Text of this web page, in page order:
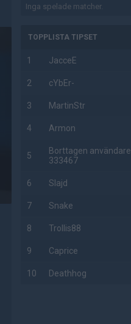
Inga spelade matcher.
TOPPLISTA TIPSET
1 JacceE
2 cYbEr-
3 MartinStr
4 Armon
5
Borttagen användare
333467
6 Slajd
7 Snake
8 Trollis88
9 Caprice
10 Deathhog